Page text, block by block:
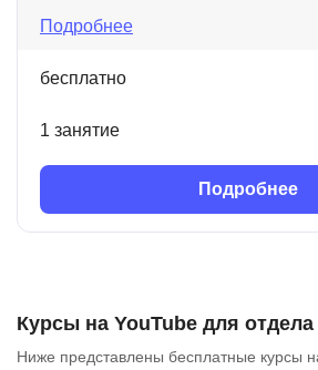
Подробнее
бесплатно
1 занятие
Подробнее
Курсы на YouTube для
Ниже представлены бесплатные курсы